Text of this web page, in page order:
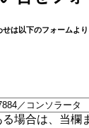
は以下のフォームより
場合は、当欄